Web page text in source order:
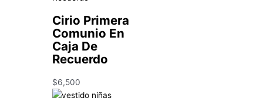
Cirio Primera
Comunio En
Caja De
Recuerdo
$6,500